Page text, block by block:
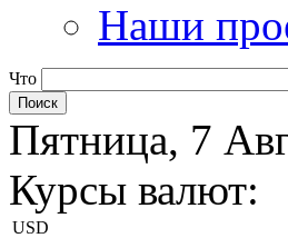
Наши
Что
Пятница, 7
Курсы валют:
USD